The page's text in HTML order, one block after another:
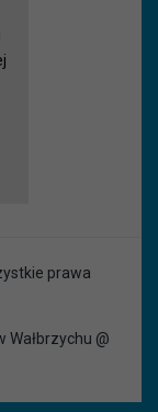
prawa
Wałbrzychu @